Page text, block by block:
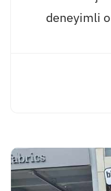
deneyimli